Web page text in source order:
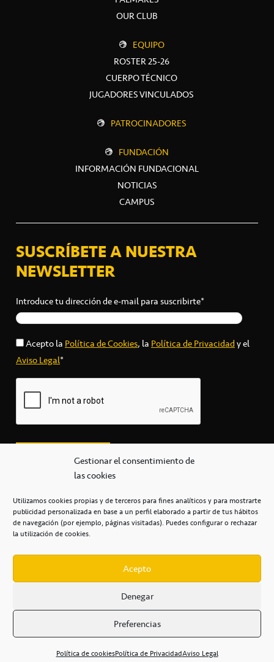
Gestionar el consentimiento de
las cookies
Utilizamos cookies propias y de terceros para fines analíticos y para mostrarte
publicidad personalizada en base a un perfil elaborado a partir de tus hábitos
de navegación (por ejemplo, páginas visitadas). Puedes configurar o rechazar
la utilización de cookies.
Acepto
Denegar
Preferencias
Política de cookiesPolítica de PrivacidadAviso Legal
OUR CLUB
EQUIPO
ROSTER 25-26
CUERPO TÉCNICO
JUGADORES VINCULADOS
PATROCINADORES
FUNDACIÓN
INFORMACIÓN FUNDACIONAL
NOTICIAS
CAMPUS
SUSCRÍBETE A NUESTRA
NEWSLETTER
Introduce tu dirección de e-mail para suscribirte*
Acepto laPolítica de Cookies, laPolítica de Privacidady el
Aviso Legal*
secretaria@cbcanarias.es
+34 922 253 684
Casa del Deporte / 38108 – La Laguna
POLÍTICA DE PRIVACIDAD / POLÍTICA DE COOKIES /
AVISO LEGAL / CONDICIONES